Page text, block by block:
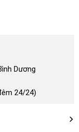
Dương
24/24)